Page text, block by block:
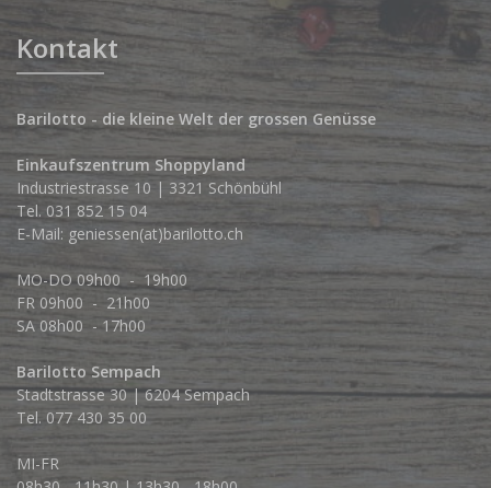
Kontakt
Barilotto - die kleine Welt der grossen Genüsse
Einkaufszentrum Shoppyland
Industriestrasse 10 | 3321 Schönbühl
Tel. 031 852 15 04
E-Mail: geniessen(at)barilotto.ch
MO-DO 09h00 - 19h00
FR 09h00 - 21h00
SA 08h00 - 17h00
Barilotto Sempach
Stadtstrasse 30 | 6204 Sempach
Tel. 077 430 35 00
MI-FR